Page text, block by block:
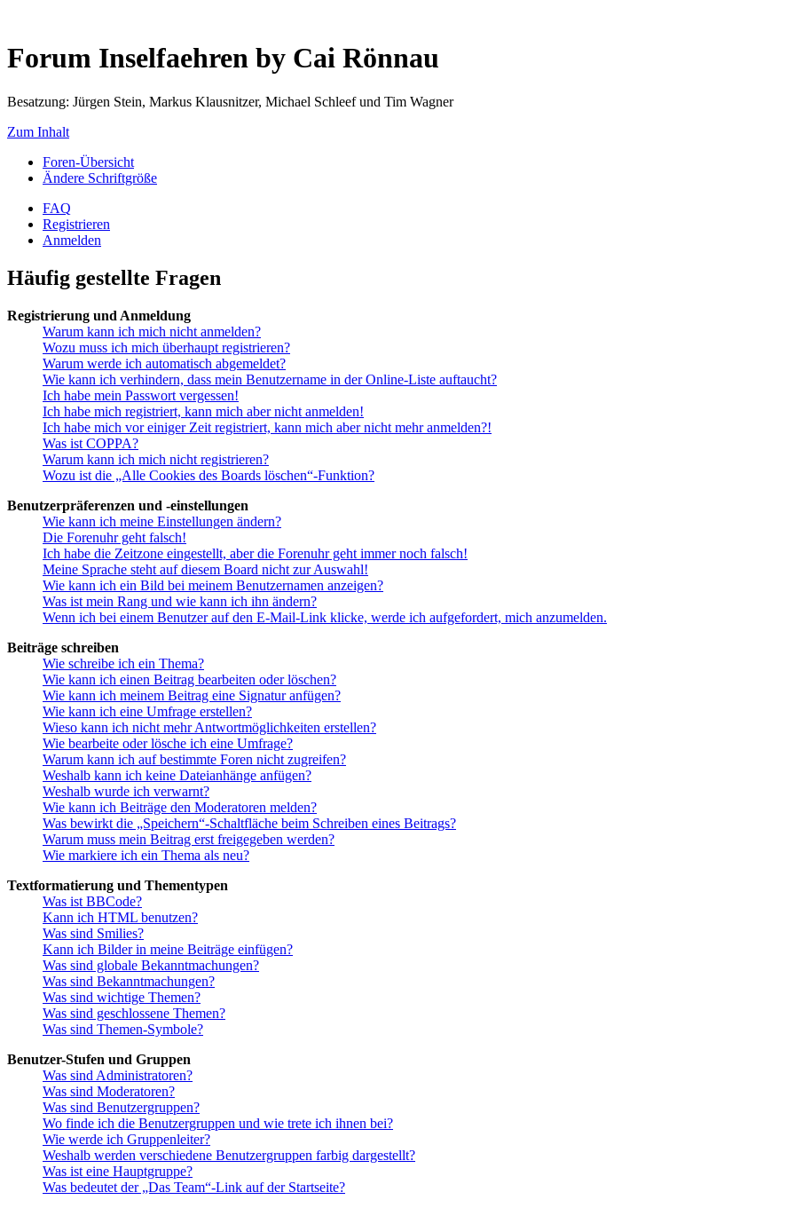
Forum Inselfaehren by Cai Rönnau
Besatzung: Jürgen Stein, Markus Klausnitzer, Michael Schleef und Tim Wagner
Zum Inhalt
Foren-Übersicht
Ändere Schriftgröße
FAQ
Registrieren
Anmelden
Häufig gestellte Fragen
Registrierung und Anmeldung
Warum kann ich mich nicht anmelden?
Wozu muss ich mich überhaupt registrieren?
Warum werde ich automatisch abgemeldet?
Wie kann ich verhindern, dass mein Benutzername in der Online-Liste auftaucht?
Ich habe mein Passwort vergessen!
Ich habe mich registriert, kann mich aber nicht anmelden!
Ich habe mich vor einiger Zeit registriert, kann mich aber nicht mehr anmelden?!
Was ist COPPA?
Warum kann ich mich nicht registrieren?
Wozu ist die „Alle Cookies des Boards löschen“-Funktion?
Benutzerpräferenzen und -einstellungen
Wie kann ich meine Einstellungen ändern?
Die Forenuhr geht falsch!
Ich habe die Zeitzone eingestellt, aber die Forenuhr geht immer noch falsch!
Meine Sprache steht auf diesem Board nicht zur Auswahl!
Wie kann ich ein Bild bei meinem Benutzernamen anzeigen?
Was ist mein Rang und wie kann ich ihn ändern?
Wenn ich bei einem Benutzer auf den E-Mail-Link klicke, werde ich aufgefordert, mich anzumelden.
Beiträge schreiben
Wie schreibe ich ein Thema?
Wie kann ich einen Beitrag bearbeiten oder löschen?
Wie kann ich meinem Beitrag eine Signatur anfügen?
Wie kann ich eine Umfrage erstellen?
Wieso kann ich nicht mehr Antwortmöglichkeiten erstellen?
Wie bearbeite oder lösche ich eine Umfrage?
Warum kann ich auf bestimmte Foren nicht zugreifen?
Weshalb kann ich keine Dateianhänge anfügen?
Weshalb wurde ich verwarnt?
Wie kann ich Beiträge den Moderatoren melden?
Was bewirkt die „Speichern“-Schaltfläche beim Schreiben eines Beitrags?
Warum muss mein Beitrag erst freigegeben werden?
Wie markiere ich ein Thema als neu?
Textformatierung und Thementypen
Was ist BBCode?
Kann ich HTML benutzen?
Was sind Smilies?
Kann ich Bilder in meine Beiträge einfügen?
Was sind globale Bekanntmachungen?
Was sind Bekanntmachungen?
Was sind wichtige Themen?
Was sind geschlossene Themen?
Was sind Themen-Symbole?
Benutzer-Stufen und Gruppen
Was sind Administratoren?
Was sind Moderatoren?
Was sind Benutzergruppen?
Wo finde ich die Benutzergruppen und wie trete ich ihnen bei?
Wie werde ich Gruppenleiter?
Weshalb werden verschiedene Benutzergruppen farbig dargestellt?
Was ist eine Hauptgruppe?
Was bedeutet der „Das Team“-Link auf der Startseite?